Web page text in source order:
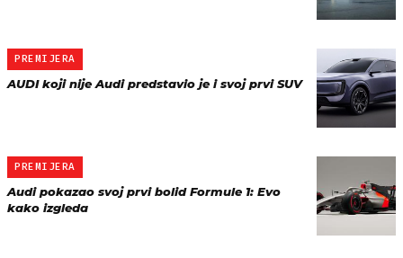
PREMIJERA
AUDI koji nije Audi predstavio je i svoj prvi SUV
PREMIJERA
Audi pokazao svoj prvi bolid Formule 1: Evo
kako izgleda